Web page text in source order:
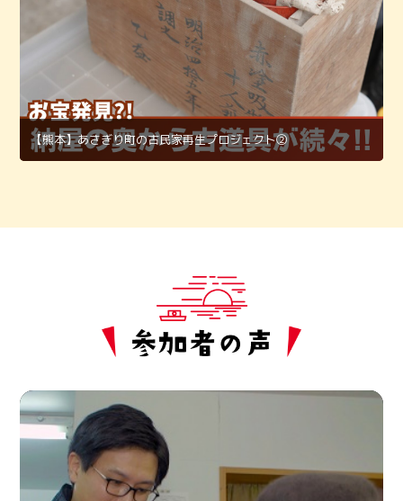
【熊本】あさぎり町の古民家再生プロジェクト②